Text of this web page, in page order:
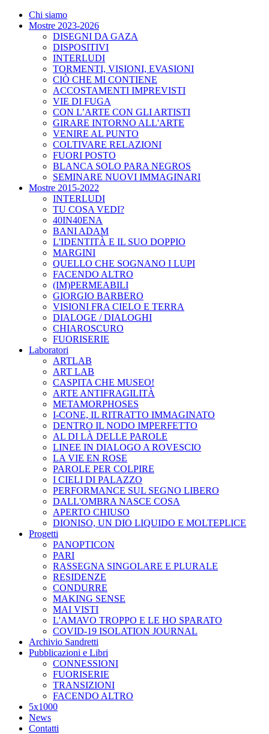
Chi siamo
Mostre 2023-2026
DISEGNI DA GAZA
DISPOSITIVI
INTERLUDI
TORMENTI, VISIONI, EVASIONI
CIÒ CHE MI CONTIENE
ACCOSTAMENTI IMPREVISTI
VIE DI FUGA
CON L’ARTE CON GLI ARTISTI
GIRARE INTORNO ALL'ARTE
VENIRE AL PUNTO
COLTIVARE RELAZIONI
FUORI POSTO
BLANCA SOLO PARA NEGROS
SEMINARE NUOVI IMMAGINARI
Mostre 2015-2022
INTERLUDI
TU COSA VEDI?
40IN40ENA
BANI ADAM
L'IDENTITÀ E IL SUO DOPPIO
MARGINI
QUELLO CHE SOGNANO I LUPI
FACENDO ALTRO
(IM)PERMEABILI
GIORGIO BARBERO
VISIONI FRA CIELO E TERRA
DIALOGE / DIALOGHI
CHIAROSCURO
FUORISERIE
Laboratori
ARTLAB
ART LAB
CASPITA CHE MUSEO!
ARTE ANTIFRAGILITÀ
METAMORPHOSES
I-CONE, IL RITRATTO IMMAGINATO
DENTRO IL NODO IMPERFETTO
AL DI LÀ DELLE PAROLE
LINEE IN DIALOGO A ROVESCIO
LA VIE EN ROSE
PAROLE PER COLPIRE
I CIELI DI PALAZZO
PERFORMANCE SUL SEGNO LIBERO
DALL'OMBRA NASCE COSA
APERTO CHIUSO
DIONISO, UN DIO LIQUIDO E MOLTEPLICE
Progetti
PANOPTICON
PARI
RASSEGNA SINGOLARE E PLURALE
RESIDENZE
CONDURRE
MAKING SENSE
MAI VISTI
L'AMAVO TROPPO E LE HO SPARATO
COVID-19 ISOLATION JOURNAL
Archivio Sandretti
Pubblicazioni e Libri
CONNESSIONI
FUORISERIE
TRANSIZIONI
FACENDO ALTRO
5x1000
News
Contatti